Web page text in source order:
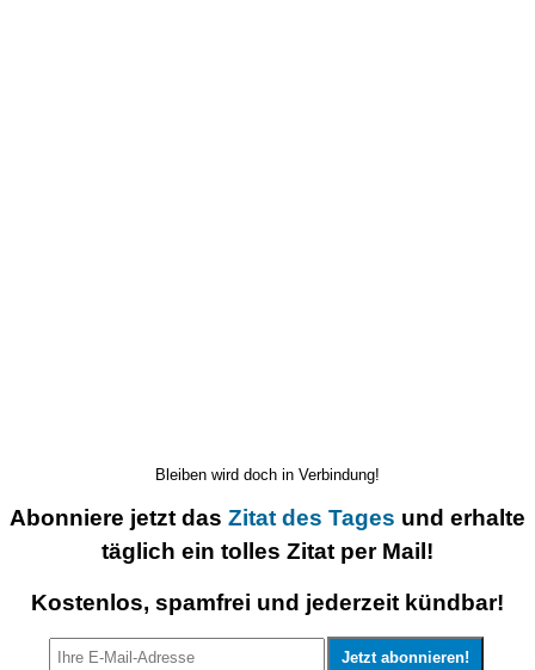
Bleiben wird doch in Verbindung!
Abonniere jetzt das Zitat des Tages und erhalte
täglich ein tolles Zitat per Mail!
Kostenlos, spamfrei und jederzeit kündbar!